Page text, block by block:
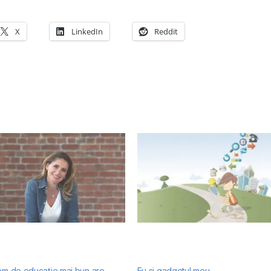
X LinkedIn Reddit